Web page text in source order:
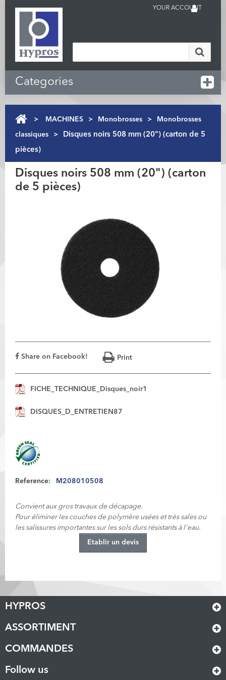
YOUR ACCOUNT
Categories
> MACHINES > Monobrosses > Monobrosses
classiques >
Disques noirs 508 mm (20") (carton de 5
pièces)
Disques noirs 508 mm (20") (carton
de 5 pièces)
Share on Facebook! Print
FICHE_TECHNIQUE_Disques_noir1
DISQUES_D_ENTRETIEN87
Reference: M208010508
Convient aux gros travaux de décapage.
Pour éliminer les couches de polymère usées et très sales ou
les salissures importantes sur les sols durs résistants à l'eau.
Etablir un devis
HYPROS
ASSORTIMENT
COMMANDES
Follow us